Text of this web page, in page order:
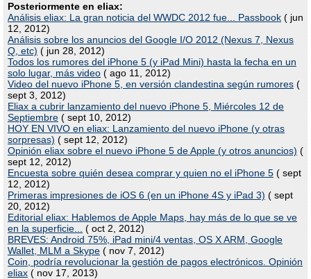
Posteriormente en eliax:
Análisis eliax: La gran noticia del WWDC 2012 fue... Passbook ( jun
12, 2012)
Análisis sobre los anuncios del Google I/O 2012 (Nexus 7, Nexus
Q, etc) ( jun 28, 2012)
Todos los rumores del iPhone 5 (y iPad Mini) hasta la fecha en un
solo lugar, más video ( ago 11, 2012)
Video del nuevo iPhone 5, en versión clandestina según rumores (
sept 3, 2012)
Eliax a cubrir lanzamiento del nuevo iPhone 5, Miércoles 12 de
Septiembre ( sept 10, 2012)
HOY EN VIVO en eliax: Lanzamiento del nuevo iPhone (y otras
sorpresas) ( sept 12, 2012)
Opinión eliax sobre el nuevo iPhone 5 de Apple (y otros anuncios) (
sept 12, 2012)
Encuesta sobre quién desea comprar y quien no el iPhone 5 ( sept
12, 2012)
Primeras impresiones de iOS 6 (en un iPhone 4S y iPad 3) ( sept
20, 2012)
Editorial eliax: Hablemos de Apple Maps, hay más de lo que se ve
en la superficie...
( oct 2, 2012)
BREVES: Android 75%, iPad mini/4 ventas, OS X ARM, Google
Wallet, MLM a Skype ( nov 7, 2012)
Coin, podría revolucionar la gestión de pagos electrónicos. Opinión
eliax ( nov 17, 2013)